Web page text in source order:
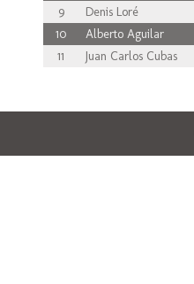
9
Denis Loré
10
Alberto Aguilar
11
Juan Carlos Cubas